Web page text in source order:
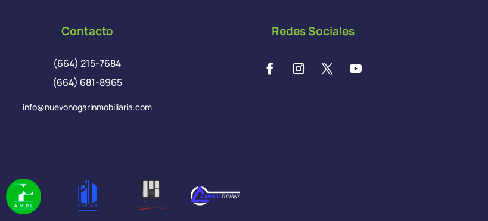
Contacto
(664) 215-7684
(664) 681-8965
info@nuevohogarinmobiliaria.com
Redes Sociales